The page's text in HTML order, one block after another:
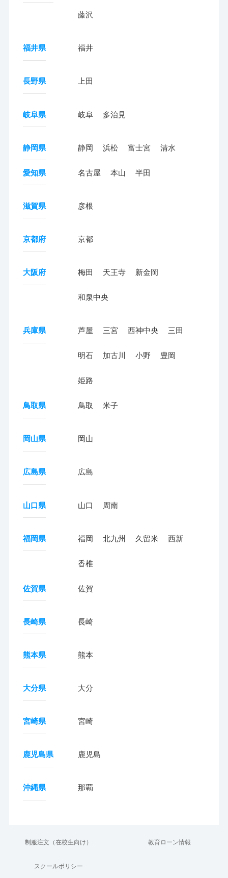
藤沢
福井県 福井
長野県 上田
岐阜県 岐阜 多治見
静岡県 静岡 浜松 富士宮 清水
愛知県 名古屋 本山 半田
滋賀県 彦根
京都府 京都
大阪府 梅田 天王寺 新金岡
和泉中央
兵庫県 芦屋 三宮 西神中央 三田
明石 加古川 小野 豊岡
姫路
鳥取県 鳥取 米子
岡山県 岡山
広島県 広島
山口県 山口 周南
福岡県 福岡 北九州 久留米 西新
香椎
佐賀県 佐賀
長崎県 長崎
熊本県 熊本
大分県 大分
宮崎県 宮崎
鹿児島県 鹿児島
沖縄県 那覇
制服注文（在校生向け） 教育ローン情報
スクールポリシー